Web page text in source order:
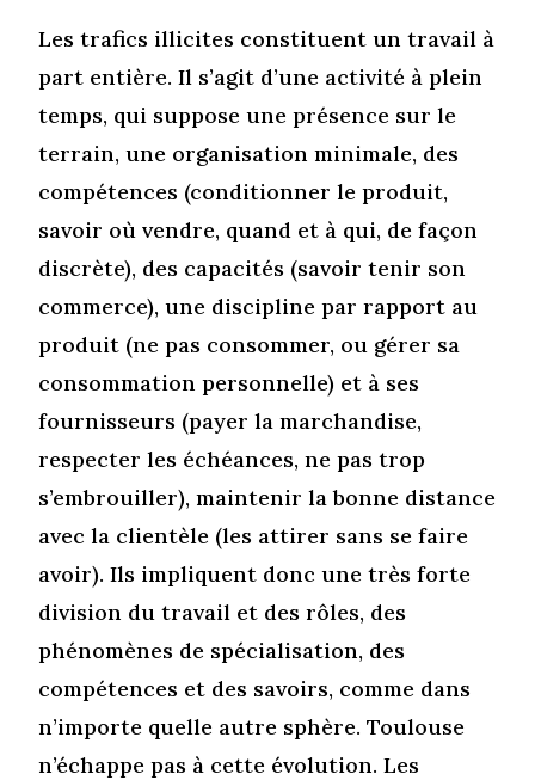
Les trafics illicites constituent un travail à
part entière. Il s’agit d’une activité à plein
temps, qui suppose une présence sur le
terrain, une organisation minimale, des
compétences (conditionner le produit,
savoir où vendre, quand et à qui, de façon
discrète), des capacités (savoir tenir son
commerce), une discipline par rapport au
produit (ne pas consommer, ou gérer sa
consommation personnelle) et à ses
fournisseurs (payer la marchandise,
respecter les échéances, ne pas trop
s’embrouiller), maintenir la bonne distance
avec la clientèle (les attirer sans se faire
avoir). Ils impliquent donc une très forte
division du travail et des rôles, des
phénomènes de spécialisation, des
compétences et des savoirs, comme dans
n’importe quelle autre sphère. Toulouse
n’échappe pas à cette évolution. Les